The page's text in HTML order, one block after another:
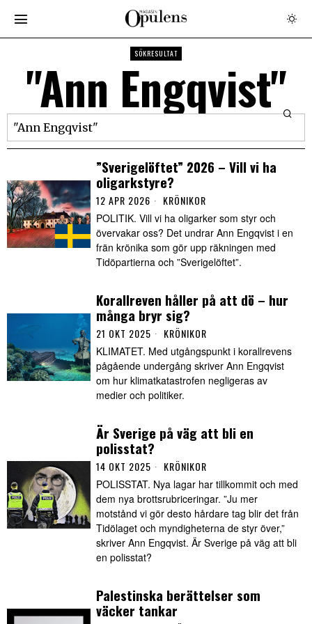
SÖKRESULTAT
"Ann Engqvist"
”Sverigelöftet” 2026 – Vill vi ha
oligarkstyre?
12 APR 2026 KRÖNIKOR
POLITIK. Vill vi ha oligarker som styr och
övervakar oss? Det undrar Ann Engqvist i en
frän krönika som gör upp räkningen med
Tidöpartierna och ”Sverigelöftet”.
Korallreven håller på att dö – hur
många bryr sig?
21 OKT 2025 KRÖNIKOR
KLIMATET. Med utgångspunkt i korallrevens
pågående undergång skriver Ann Engqvist
om hur klimatkatastrofen negligeras av
medier och politiker.
Är Sverige på väg att bli en
polisstat?
14 OKT 2025 KRÖNIKOR
POLISSTAT. Nya lagar har tillkommit och med
dem nya brottsrubriceringar. ”Ju mer
motstånd vi gör desto hårdare tag blir det från
Tidölaget och myndigheterna de styr över,”
skriver Ann Engqvist. Är Sverige på väg att bli
en polisstat?
Palestinska berättelser som
väcker tankar